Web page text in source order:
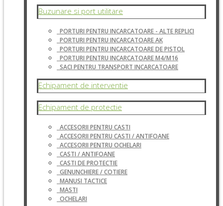
Buzunare si port utilitare
PORTURI PENTRU INCARCATOARE - ALTE REPLICI
PORTURI PENTRU INCARCATOARE AK
PORTURI PENTRU INCARCATOARE DE PISTOL
PORTURI PENTRU INCARCATOARE M4/M16
SACI PENTRU TRANSPORT INCARCATOARE
Echipament de interventie
Echipament de protectie
ACCESORII PENTRU CASTI
ACCESORII PENTRU CASTI / ANTIFOANE
ACCESORII PENTRU OCHELARI
CASTI / ANTIFOANE
CASTI DE PROTECTIE
GENUNCHIERE / COTIERE
MANUSI TACTICE
MASTI
OCHELARI